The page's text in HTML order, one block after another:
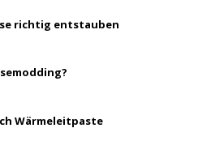
richtig entstauben
Wärmeleitpaste